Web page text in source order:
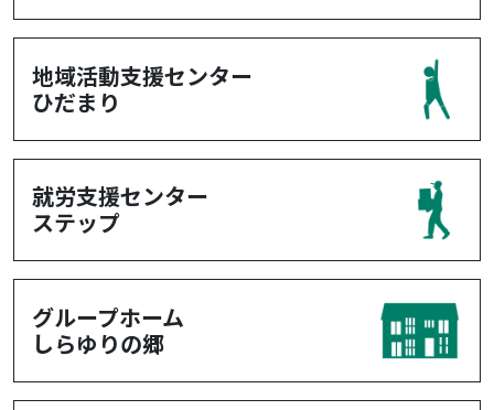
地域活動支援センター
ひだまり
就労支援センター
ステップ
グループホーム
しらゆりの郷